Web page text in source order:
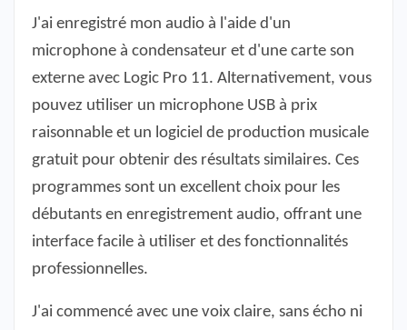
J'ai enregistré mon audio à l'aide d'un
microphone à condensateur et d'une carte son
externe avec Logic Pro 11. Alternativement, vous
pouvez utiliser un microphone USB à prix
raisonnable et un logiciel de production musicale
gratuit pour obtenir des résultats similaires. Ces
programmes sont un excellent choix pour les
débutants en enregistrement audio, offrant une
interface facile à utiliser et des fonctionnalités
professionnelles.
J'ai commencé avec une voix claire, sans écho ni